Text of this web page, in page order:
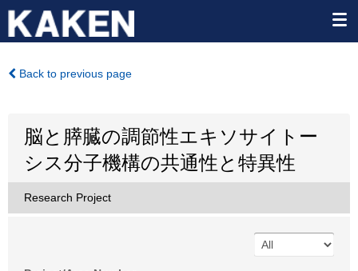
Back to previous page
脳と膵臓の調節性エキソサイトー
シス分子機構の共通性と特異性
Research Project